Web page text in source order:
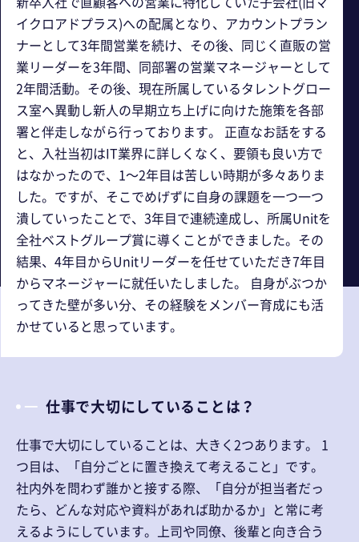
イクロアドプラス)への配属となり、アカウントプラン
ナーとして3年間営業を続け、その後、同じく直販の営
業リーダーを3年間、同部署の営業マネージャーとして
2年間活動。その後、現在所属しているタレントグロー
ス室へ異動し新人の早期立ち上げに向けた施策を各部
署と伴走しながら行っております。 正直なお話をする
と、入社当初はIT業界に詳しくなく、要領も良い方で
はなかったので、1～2年目は苦しい時期が多々ありま
した。ですが、そこでめげずに自身の課題を一つ一つ
潰していったことで、3年目で連続達成し、所属Unitを
全社ベストグループ賞に導くことができました。その
結果、4年目からUnitリーダーを任せていただき7年目
からマネージャーに就任いたしました。 自身がぶつか
ってきた壁が多い分、その経験をメンバー育成にも活
かせていると思っています。
仕事で大切にしていることは？
仕事で大切にしていることは、大きく2つあります。 1
つ目は、「自分ごとに置き換えて考えること」です。
社内外を問わず誰かと接する際、「自分が担当者だっ
たら、どんな対応や資料があれば助かるか」と常に考
えるようにしています。上司や同僚、後輩と向き合う